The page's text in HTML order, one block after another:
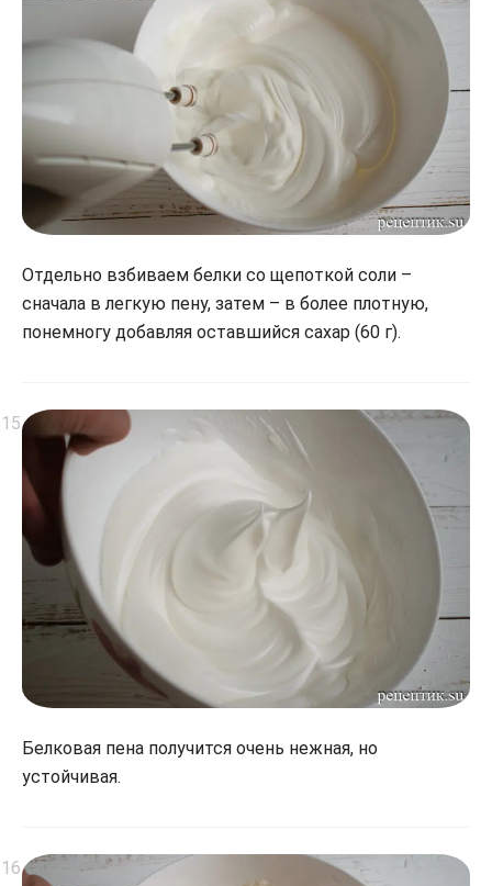
Отдельно взбиваем белки со щепоткой соли –
сначала в легкую пену, затем – в более плотную,
понемногу добавляя оставшийся сахар (60 г).
Белковая пена получится очень нежная, но
устойчивая.